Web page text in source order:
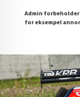
Admin
for eksempel